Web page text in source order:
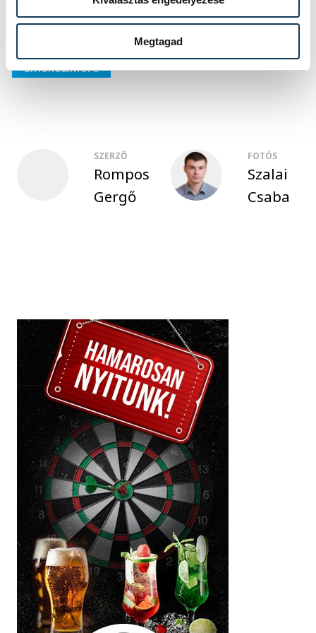
Megtagad
recept
Terülj-terülj
Smoke&More
SZERZŐ
Rompos
Gergő
FOTÓS
Szalai
Csaba